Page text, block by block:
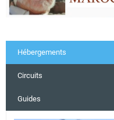
Hébergements
Circuits
Guides